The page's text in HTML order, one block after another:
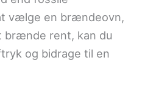
vælge en brændeovn,
brænde rent, kan du
og bidrage til en